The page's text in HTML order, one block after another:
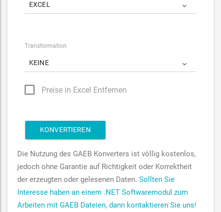
EXCEL
Transformation
KEINE
Preise in Excel Entfernen
KONVERTIEREN
Die Nutzung des GAEB Konverters ist völlig kostenlos,
jedoch ohne Garantie auf Richtigkeit oder Korrektheit
der erzeugten oder gelesenen Daten. Sollten Sie
Interesse haben an einem .NET Softwaremodul zum
Arbeiten mit GAEB Dateien, dann kontaktieren Sie uns!